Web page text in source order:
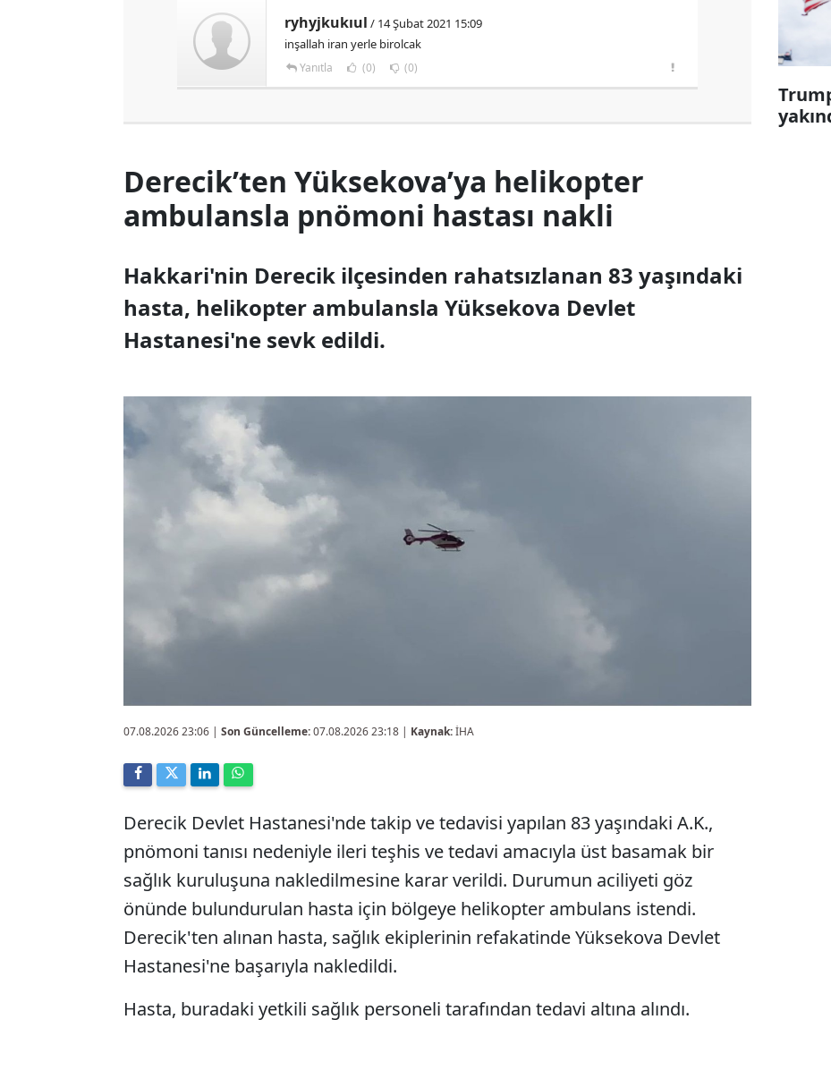
ryhyjkukıul / 14 Şubat 2021 15:09
inşallah iran yerle birolcak
Yanıtla (0) (0)
Derecik’ten Yüksekova’ya helikopter
ambulansla pnömoni hastası nakli
Hakkari'nin Derecik ilçesinden rahatsızlanan 83 yaşındaki
hasta, helikopter ambulansla Yüksekova Devlet
Hastanesi'ne sevk edildi.
07.08.2026 23:06 | Son Güncelleme:07.08.2026 23:18 | Kaynak:İHA
Derecik Devlet Hastanesi'nde takip ve tedavisi yapılan 83 yaşındaki A.K.,
pnömoni tanısı nedeniyle ileri teşhis ve tedavi amacıyla üst basamak bir
sağlık kuruluşuna nakledilmesine karar verildi. Durumun aciliyeti göz
önünde bulundurulan hasta için bölgeye helikopter ambulans istendi.
Derecik'ten alınan hasta, sağlık ekiplerinin refakatinde Yüksekova Devlet
Hastanesi'ne başarıyla nakledildi.
Hasta, buradaki yetkili sağlık personeli tarafından tedavi altına alındı.